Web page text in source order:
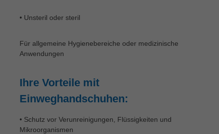
• Unsteril oder steril
Für allgemeine Hygienebereiche oder medizinische
Anwendungen
Ihre Vorteile mit
Einweghandschuhen:
• Schutz vor Verunreinigungen, Flüssigkeiten und
Mikroorganismen